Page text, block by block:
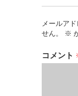
メールア
せん。
※
コメント